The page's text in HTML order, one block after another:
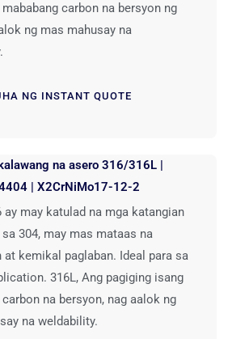
carbon na bersyon ng
ng mas mahusay na
NG INSTANT QUOTE
na asero 316/316L |
| X2CrNiMo17-12-2
ay may katulad na mga katangian
304, may mas mataas na
at kemikal paglaban. Ideal para sa
316L, Ang pagiging isang
na bersyon, nag aalok ng
na weldability.